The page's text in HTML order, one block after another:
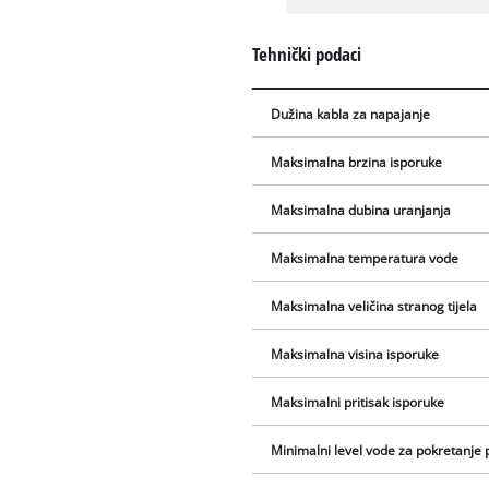
Tehnički podaci
Dužina kabla za napajanje
Maksimalna brzina isporuke
Maksimalna dubina uranjanja
Maksimalna temperatura vode
Maksimalna veličina stranog tijela
Maksimalna visina isporuke
Maksimalni pritisak isporuke
Minimalni level vode za pokretanje